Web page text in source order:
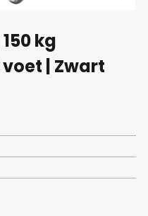
kg
| Zwart